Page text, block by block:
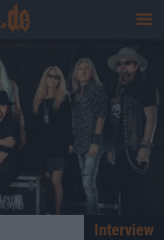
Interview